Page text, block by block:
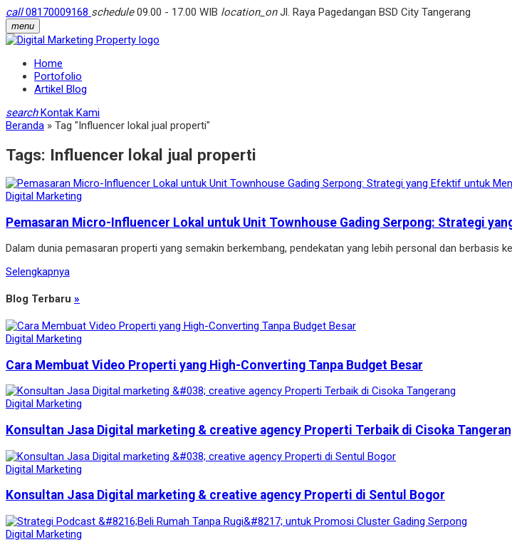
call08170009168 schedule09.00 - 17.00 WIB location_onJl. Raya Pagedangan BSD City Tangerang
menu
Home
Portofolio
Artikel Blog
search Kontak Kami
Beranda » Tag "Influencer lokal jual properti"
Tags: Influencer lokal jual properti
Digital Marketing
Pemasaran Micro-Influencer Lokal untuk Unit Townhouse Gading Serpong: Strategi
Dalam dunia pemasaran properti yang semakin berkembang, pendekatan yang lebih personal dan berbasis
Selengkapnya
Blog Terbaru »
Digital Marketing
Cara Membuat Video Properti yang High-Converting Tanpa Budget Besar
Digital Marketing
Konsultan Jasa Digital marketing & creative agency Properti Terbaik di Cisoka
Digital Marketing
Konsultan Jasa Digital marketing & creative agency Properti di Sentul Bogor
Digital Marketing